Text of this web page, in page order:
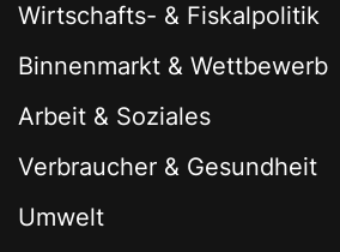
Wirtschafts- & Fiskalpolitik
Binnenmarkt & Wettbewerb
Arbeit & Soziales
Verbraucher & Gesundheit
Umwelt